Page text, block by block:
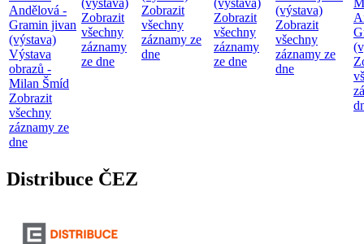
Andělová -
Gramin jivan
(výstava)
Výstava
obrazů -
Milan Šmíd
Zobrazit
všechny
záznamy ze
dne
Zobrazit
všechny
záznamy
ze dne
Zobrazit
všechny
záznamy ze
dne
Zobrazit
všechny
záznamy
ze dne
(výstava)
Zobrazit
všechny
záznamy ze
dne
Distribuce ČEZ